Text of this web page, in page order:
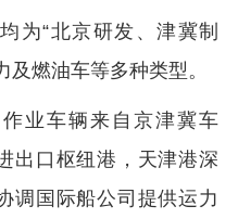
为“北京研发、津冀制
燃油车等多种类型。
业车辆来自京津冀车
出口枢纽港，天津港深
调国际船公司提供运力